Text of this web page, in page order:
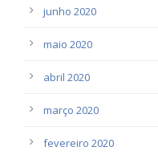
junho 2020
maio 2020
abril 2020
março 2020
fevereiro 2020